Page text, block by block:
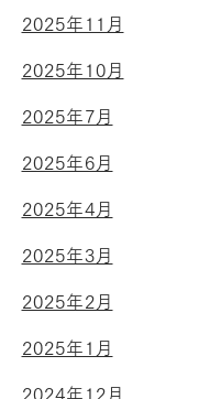
2025年11月
2025年10月
2025年7月
2025年6月
2025年4月
2025年3月
2025年2月
2025年1月
2024年12月